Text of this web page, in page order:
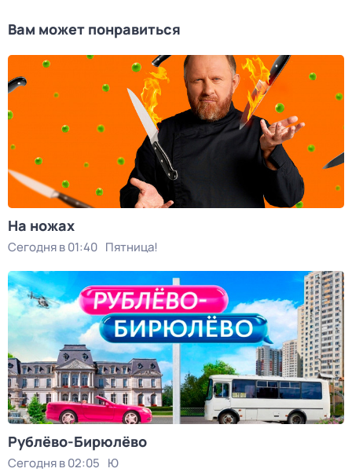
Вам может понравиться
На ножах
Сегодня в 01:40 Пятница!
Рублёво-Бирюлёво
Сегодня в 02:05 Ю